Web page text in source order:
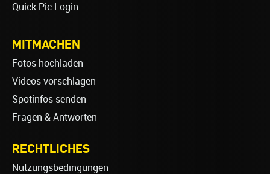
Quick Pic Login
MITMACHEN
Fotos hochladen
Videos vorschlagen
Spotinfos senden
Fragen & Antworten
RECHTLICHES
Nutzungsbedingungen